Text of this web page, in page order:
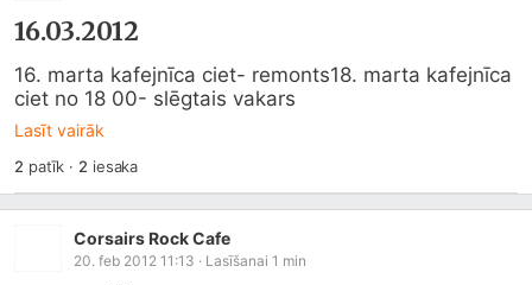
16.03.2012
16. marta kafejnīca ciet- remonts18. marta kafejnīca
ciet no 18 00- slēgtais vakars
Lasīt vairāk
2 patīk · 2 iesaka
Corsairs Rock Cafe
20. feb 2012 11:13 · Lasīšanai 1 min